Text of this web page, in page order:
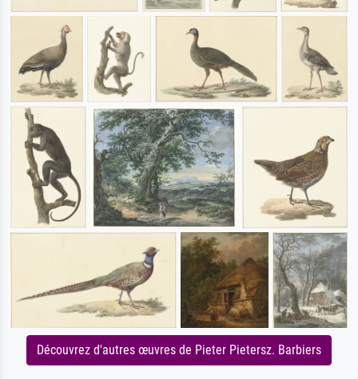
Découvrez d'autres œuvres de Pieter Pietersz. Barbiers